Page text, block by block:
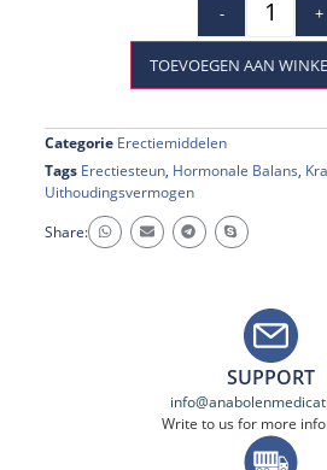
- +
TOEVOEGEN AAN
Categorie Erectiemiddelen
Tags Erectiesteun, Hormonale Balans,
Uithoudingsvermogen
Share:
SUPPORT
Write to us for more